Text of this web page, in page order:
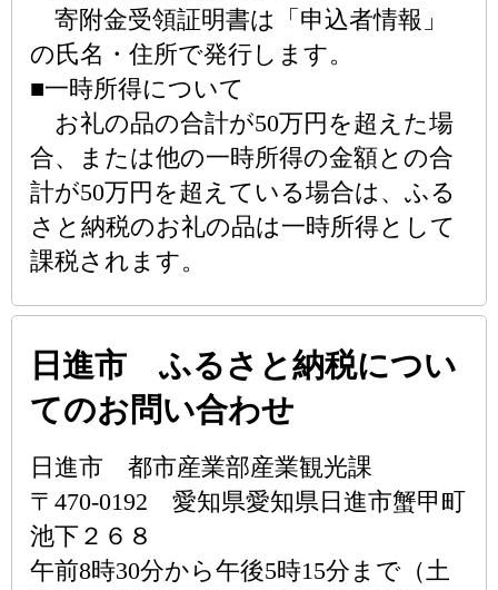
寄附金受領証明書は「申込者情報」
の氏名・住所で発行します。
■一時所得について
お礼の品の合計が50万円を超えた場
合、または他の一時所得の金額との合
計が50万円を超えている場合は、ふる
さと納税のお礼の品は一時所得として
課税されます。
日進市 ふるさと納税につい
てのお問い合わせ
日進市 都市産業部産業観光課
〒470-0192 愛知県愛知県日進市蟹甲町
池下２６８
午前8時30分から午後5時15分まで（土